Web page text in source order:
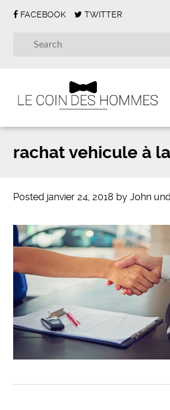
FACEBOOK TWITTER
rachat vehicule à
Posted janvier 24, 2018 byJohn